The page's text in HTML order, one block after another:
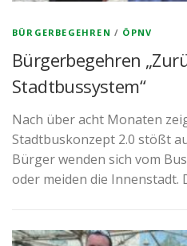
BÜRGERBEGEHREN / ÖPNV
Bürgerbegehren
Stadtbussystem“
Nach über acht Monaten
Stadtbuskonzept 2.0 stößt
Bürger wenden sich vom
oder meiden die Innenstadt.